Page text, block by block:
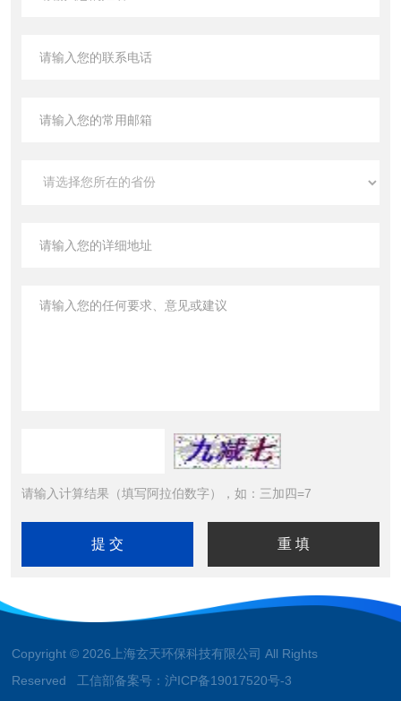
请输入计算结果（填写阿拉伯数字），如：三加四=7
Copyright © 2026上海玄天环保科技有限公司 All Rights
Reserved 工信部备案号：沪ICP备19017520号-3